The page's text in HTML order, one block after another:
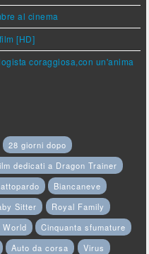
al cinema
[HD]
coraggiosa,con un'anima
28 giorni dopo
dedicati a Dragon Trainer
Biancaneve
Sitter
Royal Family
Cinquanta sfumature
Auto da corsa
Virus